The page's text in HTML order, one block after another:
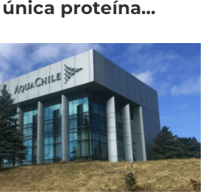
proteína